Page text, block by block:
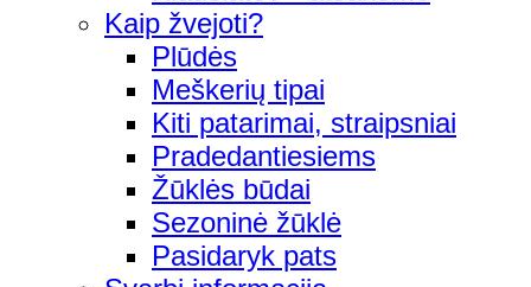
Kaip žvejoti?
Plūdės
Meškerių tipai
Kiti patarimai, straipsniai
Pradedantiesiems
Žūklės būdai
Sezoninė žūklė
Pasidaryk pats